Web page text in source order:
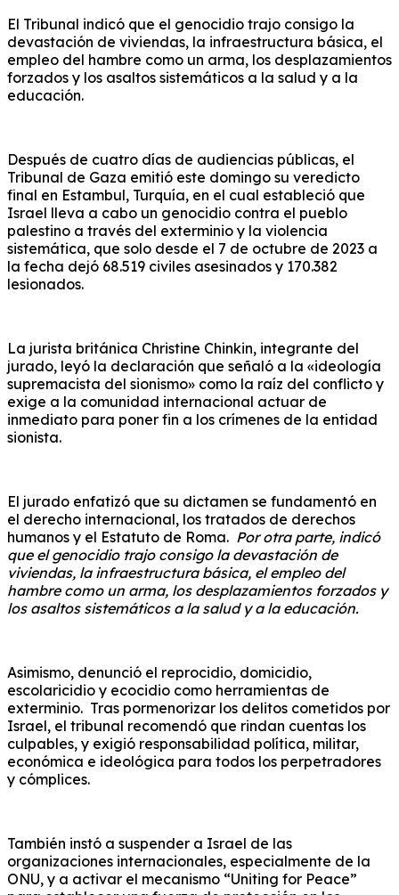
El Tribunal indicó que el genocidio trajo consigo la
devastación de viviendas, la infraestructura básica, el
empleo del hambre como un arma, los desplazamientos
forzados y los asaltos sistemáticos a la salud y a la
educación.
Después de cuatro días de audiencias públicas, el
Tribunal de Gaza emitió este domingo su veredicto
final en Estambul, Turquía, en el cual estableció que
Israel lleva a cabo un genocidio contra el pueblo
palestino a través del exterminio y la violencia
sistemática, que solo desde el 7 de octubre de 2023 a
la fecha dejó 68.519 civiles asesinados y 170.382
lesionados.
La jurista británica Christine Chinkin, integrante del
jurado, leyó la declaración que señaló a la «ideología
supremacista del sionismo» como la raíz del conflicto y
exige a la comunidad internacional actuar de
inmediato para poner fin a los crímenes de la entidad
sionista.
El jurado enfatizó que su dictamen se fundamentó en
el derecho internacional, los tratados de derechos
humanos y el Estatuto de Roma. Por otra parte, indicó
que el genocidio trajo consigo la devastación de
viviendas, la infraestructura básica, el empleo del
hambre como un arma, los desplazamientos forzados y
los asaltos sistemáticos a la salud y a la educación.
Asimismo, denunció el reprocidio, domicidio,
escolaricidio y ecocidio como herramientas de
exterminio. Tras pormenorizar los delitos cometidos por
Israel, el tribunal recomendó que rindan cuentas los
culpables, y exigió responsabilidad política, militar,
económica e ideológica para todos los perpetradores
y cómplices.
También instó a suspender a Israel de las
organizaciones internacionales, especialmente de la
ONU, y a activar el mecanismo “Uniting for Peace”